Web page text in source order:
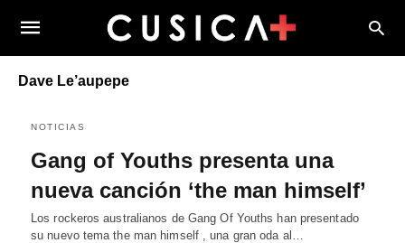
Dave Le’aupepe
NOTICIAS
Gang of Youths presenta una
nueva canción ‘the man himself’
Los rockeros australianos de Gang Of Youths han presentado
su nuevo tema the man himself , una gran oda al…